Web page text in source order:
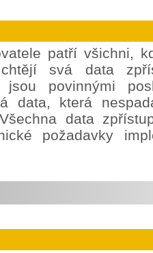
patří všichni,
svá data
povinnými
data, která
data
požadavky